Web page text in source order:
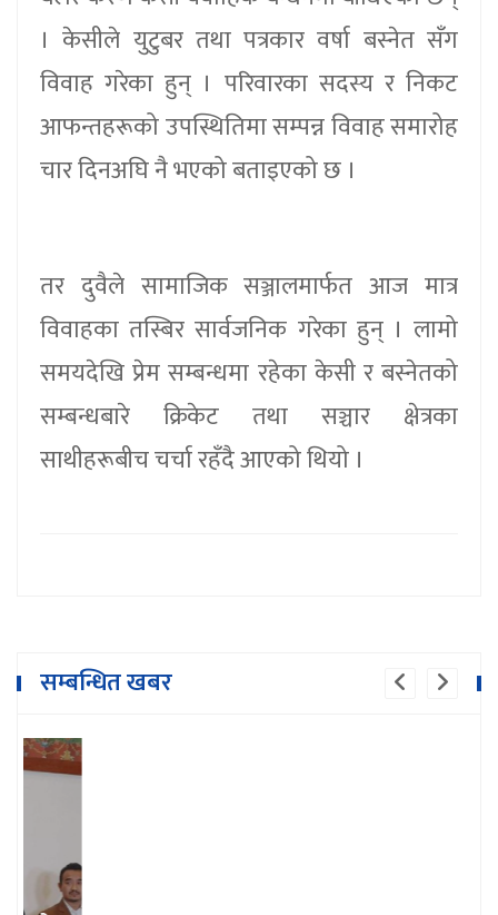
। केसीले युटुबर तथा पत्रकार वर्षा बस्नेत सँग
विवाह गरेका हुन् । परिवारका सदस्य र निकट
आफन्तहरूको उपस्थितिमा सम्पन्न विवाह समारोह
चार दिनअघि नै भएको बताइएको छ ।
तर दुवैले सामाजिक सञ्जालमार्फत आज मात्र
विवाहका तस्बिर सार्वजनिक गरेका हुन् । लामो
समयदेखि प्रेम सम्बन्धमा रहेका केसी र बस्नेतको
सम्बन्धबारे क्रिकेट तथा सञ्चार क्षेत्रका
साथीहरूबीच चर्चा रहँदै आएको थियो ।
सम्बन्धित खबर